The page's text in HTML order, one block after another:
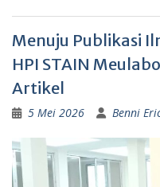
Menuju Publikasi
HPI STAIN
Artikel
5 Mei 2026 Benni